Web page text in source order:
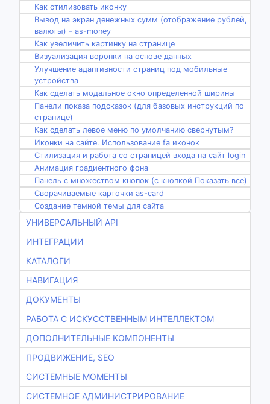
Как стилизовать иконку
Вывод на экран денежных сумм (отображение рублей,
валюты) - as-money
Как увеличить картинку на странице
Визуализация воронки на основе данных
Улучшение адаптивности страниц под мобильные
устройства
Как сделать модальное окно определенной ширины
Панели показа подсказок (для базовых инструкций по
странице)
Как сделать левое меню по умолчанию свернутым?
Иконки на сайте. Использование fa иконок
Стилизация и работа со страницей входа на сайт login
Анимация градиентного фона
Панель с множеством кнопок (с кнопкой Показать все)
Сворачиваемые карточки as-card
Создание темной темы для сайта
УНИВЕРСАЛЬНЫЙ API
ИНТЕГРАЦИИ
КАТАЛОГИ
НАВИГАЦИЯ
ДОКУМЕНТЫ
РАБОТА С ИСКУССТВЕННЫМ ИНТЕЛЛЕКТОМ
ДОПОЛНИТЕЛЬНЫЕ КОМПОНЕНТЫ
ПРОДВИЖЕНИЕ, SEO
СИСТЕМНЫЕ МОМЕНТЫ
СИСТЕМНОЕ АДМИНИСТРИРОВАНИЕ